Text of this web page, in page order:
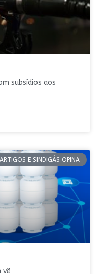
subsídios aos
ARTIGOS E SINDIGÁS OPINA
vê